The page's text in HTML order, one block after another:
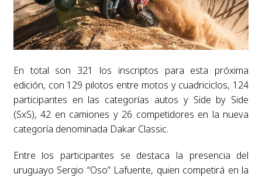
En total son 321 los inscriptos para esta próxima
edición, con 129 pilotos entre motos y cuadriciclos, 124
participantes en las categorías autos y Side by Side
(SxS), 42 en camiones y 26 competidores en la nueva
categoría denominada Dakar Classic.
Entre los participantes se destaca la presencia del
uruguayo Sergio “Oso” Lafuente, quien competirá en la